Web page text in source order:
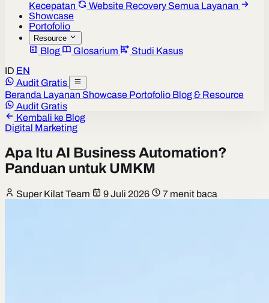
Kecepatan
Website Recovery Semua Layanan
Showcase
Portofolio
Resource
Blog Glosarium
Studi Kasus
ID EN
Audit Gratis
Beranda Layanan Showcase Portofolio Blog & Resource
Audit Gratis
Kembali ke Blog
Digital Marketing
Apa Itu AI Business Automation?
Panduan untuk UMKM
Super Kilat Team 9 Juli 2026 7 menit baca